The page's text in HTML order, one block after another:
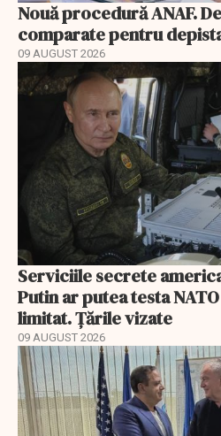
Nouă procedură ANAF.
comparate pentru
09 AUGUST 2026
Serviciile secrete
Putin ar putea testa
limitat. Țările vizate
09 AUGUST 2026